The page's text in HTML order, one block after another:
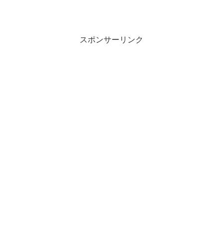
スポンサーリンク